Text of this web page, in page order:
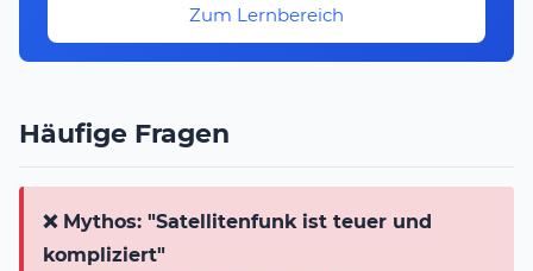
Zum Lernbereich
Häufige Fragen
❌ Mythos: "Satellitenfunk ist teuer und
kompliziert"